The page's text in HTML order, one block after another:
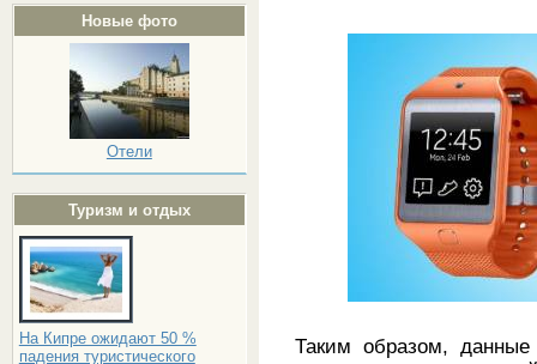
Новые фото
Отели
Туризм и отдых
На Кипре ожидают 50 %
падения туристического
Таким образом,